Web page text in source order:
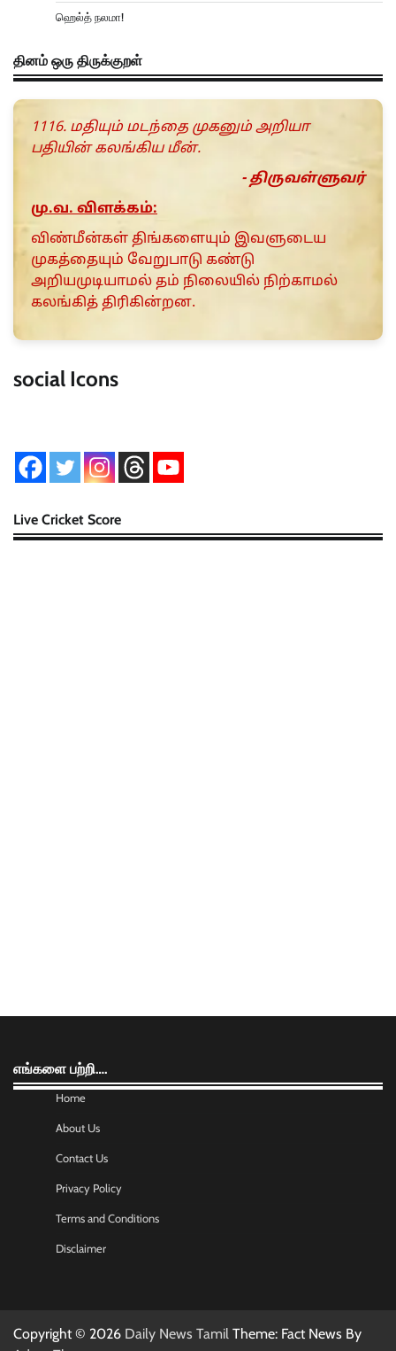
ஹெல்த் நலமா!
தினம் ஒரு திருக்குறள்
1116. மதியும் மடந்தை முகனும் அறியா
பதியின் கலங்கிய மீன்.
- திருவள்ளுவர்
மு.வ. விளக்கம்:
விண்மீன்கள் திங்களையும் இவளுடைய
முகத்தையும் வேறுபாடு கண்டு
அறியமுடியாமல் தம் நிலையில் நிற்காமல்
கலங்கித் திரிகின்றன.
social Icons
Live Cricket Score
எங்களை பற்றி….
Home
About Us
Contact Us
Privacy Policy
Terms and Conditions
Disclaimer
Copyright © 2026 Daily News Tamil Theme: Fact News By